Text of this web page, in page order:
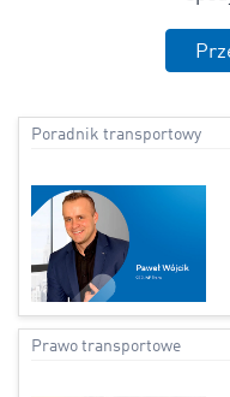
Poradnik transportowy
Prawo transportowe